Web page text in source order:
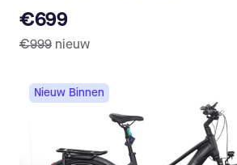
€699
€999 nieuw
Nieuw Binnen